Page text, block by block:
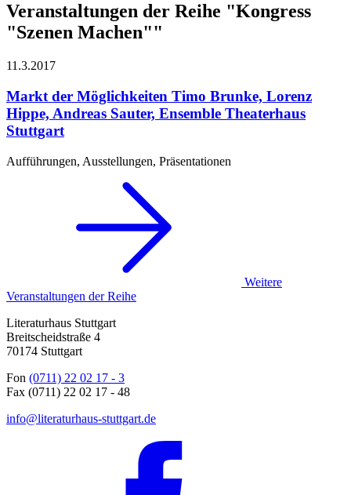
Veranstaltungen der Reihe "Kongress
"Szenen Machen""
11.3.2017
Markt der Möglichkeiten Timo Brunke, Lorenz
Hippe, Andreas Sauter, Ensemble Theaterhaus
Stuttgart
Aufführungen, Ausstellungen, Präsentationen
Weitere
Veranstaltungen der Reihe
Literaturhaus Stuttgart
Breitscheidstraße 4
70174 Stuttgart
Fon (0711) 22 02 17 - 3
Fax (0711) 22 02 17 - 48
info@literaturhaus-stuttgart.de